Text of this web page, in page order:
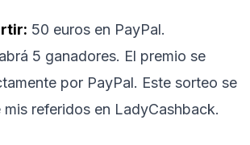
50 euros en PayPal.
5 ganadores. El premio se
por PayPal. Este sorteo se
mis referidos en LadyCashback.